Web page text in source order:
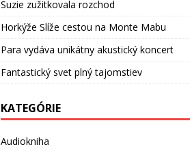
Suzie zužitkovala rozchod
Horkýže Slíže cestou na Monte Mabu
Para vydáva unikátny akustický koncert
Fantastický svet plný tajomstiev
KATEGÓRIE
Audiokniha